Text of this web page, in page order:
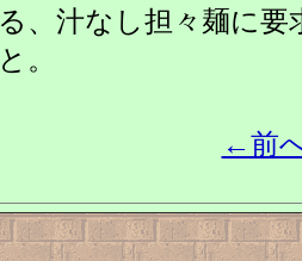
る、汁なし担々麺に
と。
←前